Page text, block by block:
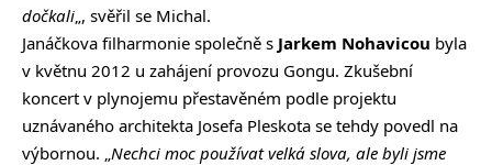
dočkali „, svěřil se Michal.
Janáčkova filharmonie společně s Jarkem Nohavicou byla
v květnu 2012 u zahájení provozu Gongu. Zkušební
koncert v plynojemu přestavěném podle projektu
uznávaného architekta Josefa Pleskota se tehdy povedl na
výbornou. „ Nechci moc používat velká slova, ale byli jsme